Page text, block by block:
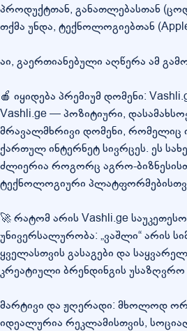
პროდუქტთან, განათლებასთან
თქმა უნდა, ტექნოლოგიებთან
აი, გაერთიანებული აღწერა ამ
🍎 იყიდება პრემიუმ დომენი:
Vashli.ge — პოზიტიური,
მრავალმხრივი დომენი, რომელიც
ქართულ ინტერნეტ სივრცეს. ეს
ძლიერია როგორც აგრო-
ტექნოლოგიური
🚀 რატომ არის Vashli.ge
უნივერსალურობა: „ვაშლი“ არის
ყველასთვის გასაგები და
კრეატიული ბრენდინგის
მარტივი და ჟღერადი: მხოლოდ
იდეალურია რეკლამისთვის,